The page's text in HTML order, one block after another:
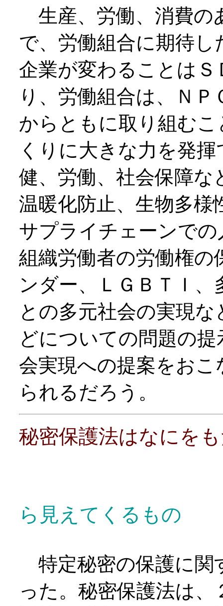
生産、労働、消費の
で、労働組合に期待
企業が変わることは
り、労働組合は、Ｎ
からともに取り組む
くりに大きな力を発
健、労働、社会保障な
温暖化防止、生物多様
サプライチェーンで
組織労働者の労働権の
ンダー、ＬＧＢＴＩ
との多元社会の実現
どについての問題の
会実現への提案をお
られるだろう。
秘密保護法はなにを
ら見えてくるもの
特定秘密の保護に関
った。秘密保護法は